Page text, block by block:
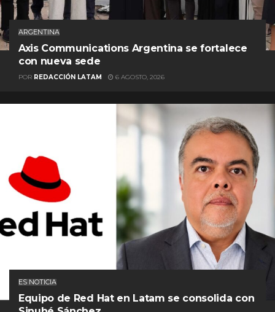
ARGENTINA
Axis Communications Argentina se fortalece
con nueva sede
POR REDACCIÓN LATAM 6 AGOSTO, 2026
ES NOTICIA
Equipo de Red Hat en Latam se consolida con